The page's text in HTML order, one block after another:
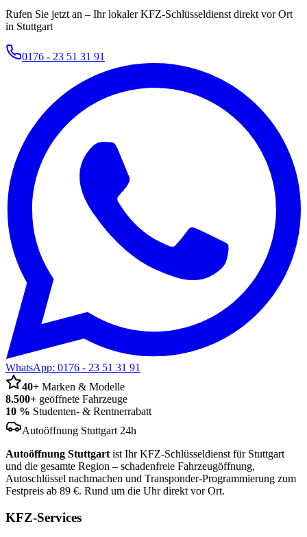
Rufen Sie jetzt an – Ihr lokaler KFZ-Schlüsseldienst direkt vor Ort
in Stuttgart
0176 - 23 51 31 91
WhatsApp: 0176 - 23 51 31 91
40+ Marken & Modelle
8.500+ geöffnete Fahrzeuge
10 % Studenten- & Rentnerrabatt
Autoöffnung Stuttgart 24h
Autoöffnung Stuttgart ist Ihr KFZ-Schlüsseldienst für Stuttgart
und die gesamte Region – schadenfreie Fahrzeugöffnung,
Autoschlüssel nachmachen und Transponder-Programmierung zum
Festpreis ab 89 €. Rund um die Uhr direkt vor Ort.
KFZ-Services